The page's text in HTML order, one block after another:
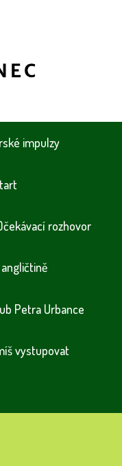
impulzy
rozhovor
Petra Urbance
vystupovat